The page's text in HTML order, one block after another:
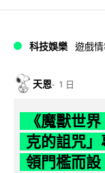
科技娛樂 遊戲
天恩 1 日
《魔獸世
克的詛咒
領門檻而